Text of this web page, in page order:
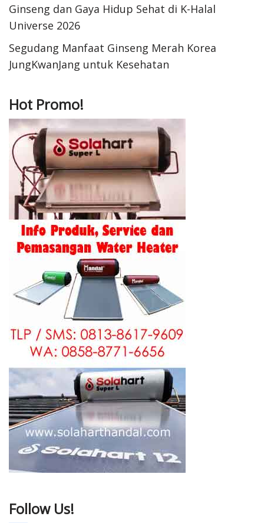
Ginseng dan Gaya Hidup Sehat di K-Halal
Universe 2026
Segudang Manfaat Ginseng Merah Korea
JungKwanJang untuk Kesehatan
Hot Promo!
Follow Us!